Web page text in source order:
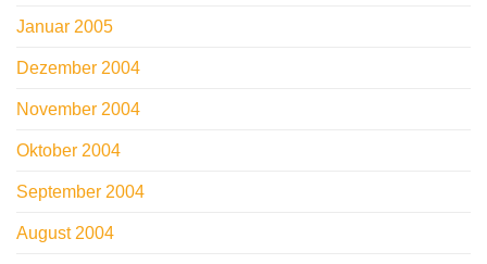
Januar 2005
Dezember 2004
November 2004
Oktober 2004
September 2004
August 2004